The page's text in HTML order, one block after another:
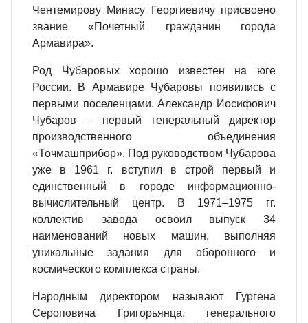
Чентемирову Минасу Георгиевичу присвоено
звание «Почетный гражданин города
Армавира».
Род Чубаровых хорошо известен на юге
России. В Армавире Чубаровы появились с
первыми поселенцами. Александр Иосифович
Чубаров – первый генеральный директор
производственного объединения
«Точмашприбор». Под руководством Чубарова
уже в 1961 г. вступил в строй первый и
единственный в городе информационно-
вычислительный центр. В 1971–1975 гг.
коллектив завода освоил выпуск 34
наименований новых машин, выполняя
уникальные задания для оборонного и
космического комплекса страны.
Народным директором называют Гургена
Сероповича Григорьянца, генерального